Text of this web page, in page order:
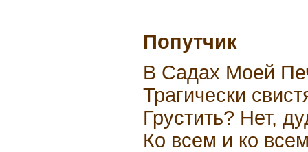
Попутчик
В Садах Моей
Трагически
Грустить? Нет,
Ко всем и ко